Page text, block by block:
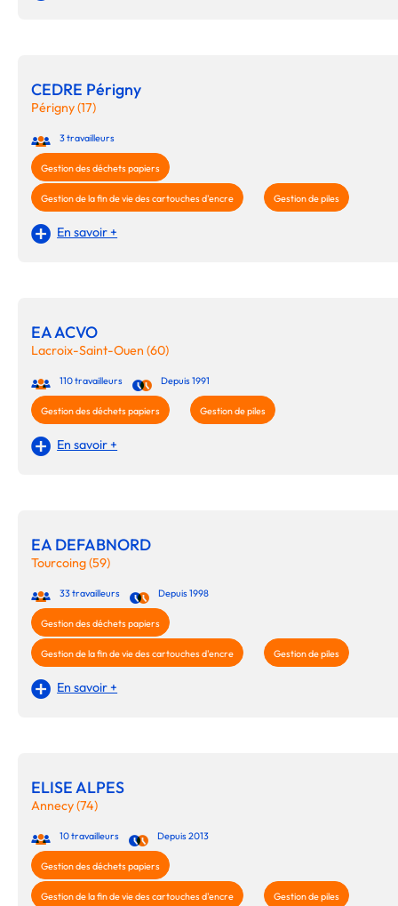
CEDRE Périgny
Périgny (17)
3 travailleurs
Gestion des déchets papiers
Gestion de la fin de vie des cartouches d'encre Gestion de piles
En savoir +
EA ACVO
Lacroix-Saint-Ouen (60)
110 travailleurs Depuis 1991
Gestion des déchets papiers Gestion de piles
En savoir +
EA DEFABNORD
Tourcoing (59)
33 travailleurs Depuis 1998
Gestion des déchets papiers
Gestion de la fin de vie des cartouches d'encre Gestion de piles
En savoir +
ELISE ALPES
Annecy (74)
10 travailleurs Depuis 2013
Gestion des déchets papiers
Gestion de la fin de vie des cartouches d'encre Gestion de piles